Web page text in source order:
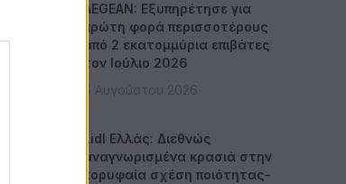
AEGEAN: Εξυπηρέτησε για
πρώτη φορά περισσοτέρους
από 2 εκατομμύρια επιβάτες
τον Ιούλιο 2026
6 Αυγούστου 2026
Lidl Ελλάς: Διεθνώς
αναγνωρισμένα κρασιά στην
κορυφαία σχέση ποιότητας-